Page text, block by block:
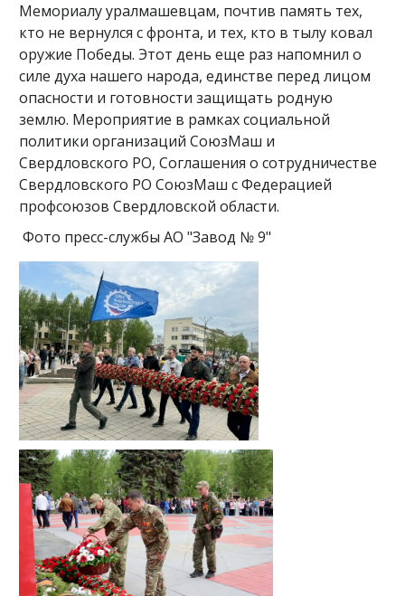
Мемориалу уралмашевцам, почтив память тех,
кто не вернулся с фронта, и тех, кто в тылу ковал
оружие Победы. Этот день еще раз напомнил о
силе духа нашего народа, единстве перед лицом
опасности и готовности защищать родную
землю. Мероприятие в рамках социальной
политики организаций СоюзМаш и
Свердловского РО, Соглашения о сотрудничестве
Свердловского РО СоюзМаш с Федерацией
профсоюзов Свердловской области.
Фото пресс-службы АО "Завод № 9"